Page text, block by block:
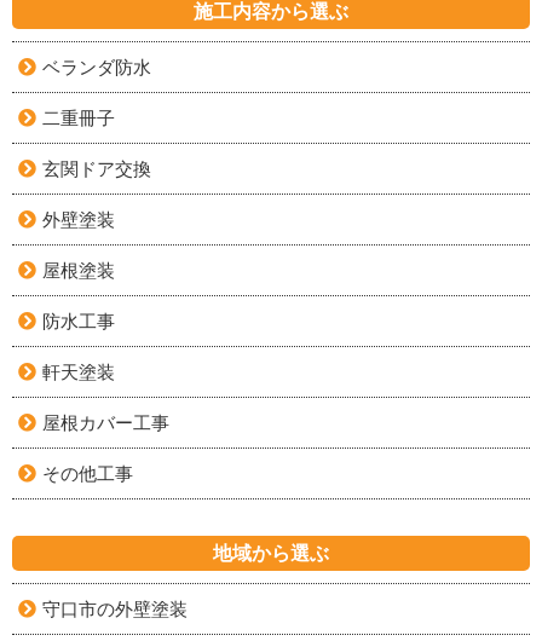
施工内容から選ぶ
ベランダ防水
二重冊子
玄関ドア交換
外壁塗装
屋根塗装
防水工事
軒天塗装
屋根カバー工事
その他工事
地域から選ぶ
守口市の外壁塗装